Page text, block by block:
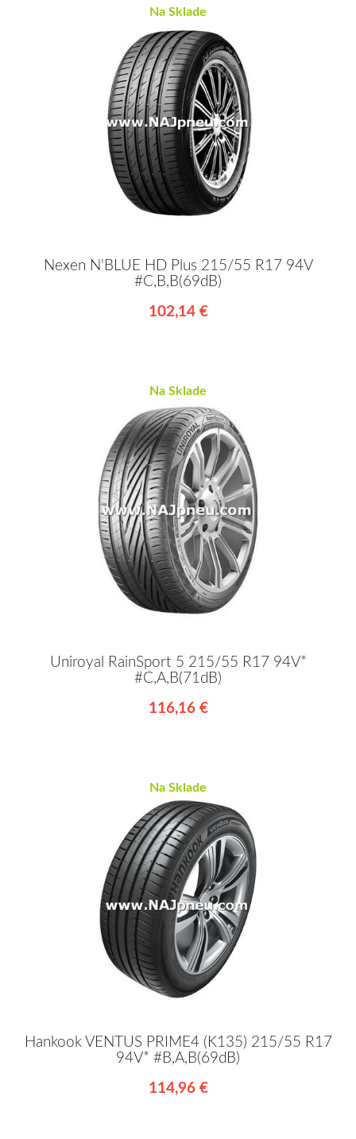
Na Sklade
Nexen N'BLUE HD Plus 215/55 R17 94V
#C,B,B(69dB)
102,14 €
Na Sklade
Uniroyal RainSport 5 215/55 R17 94V*
#C,A,B(71dB)
116,16 €
Na Sklade
Hankook VENTUS PRIME4 (K135) 215/55 R17
94V* #B,A,B(69dB)
114,96 €